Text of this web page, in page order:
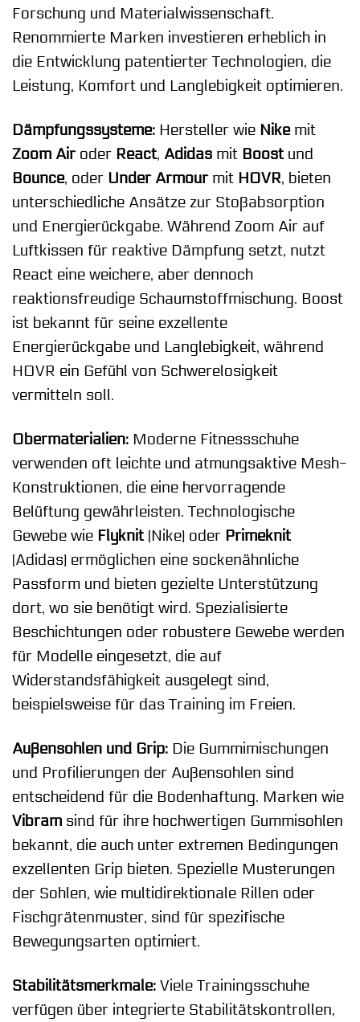
Forschung und Materialwissenschaft.
Renommierte Marken investieren erheblich in
die Entwicklung patentierter Technologien, die
Leistung, Komfort und Langlebigkeit optimieren.
Dämpfungssysteme: Hersteller wie Nikemit
Zoom Airoder React, Adidas mit Boostund
Bounce, oder Under Armourmit HOVR, bieten
unterschiedliche Ansätze zur Stoßabsorption
und Energierückgabe. Während Zoom Air auf
Luftkissen für reaktive Dämpfung setzt, nutzt
React eine weichere, aber dennoch
reaktionsfreudige Schaumstoffmischung. Boost
ist bekannt für seine exzellente
Energierückgabe und Langlebigkeit, während
HOVR ein Gefühl von Schwerelosigkeit
vermitteln soll.
Obermaterialien: Moderne Fitnessschuhe
verwenden oft leichte und atmungsaktive Mesh-
Konstruktionen, die eine hervorragende
Belüftung gewährleisten. Technologische
Gewebe wie Flyknit(Nike) oder Primeknit
(Adidas) ermöglichen eine sockenähnliche
Passform und bieten gezielte Unterstützung
dort, wo sie benötigt wird. Spezialisierte
Beschichtungen oder robustere Gewebe werden
für Modelle eingesetzt, die auf
Widerstandsfähigkeit ausgelegt sind,
beispielsweise für das Training im Freien.
Außensohlen und Grip: Die Gummimischungen
und Profilierungen der Außensohlen sind
entscheidend für die Bodenhaftung. Marken wie
Vibram sind für ihre hochwertigen Gummisohlen
bekannt, die auch unter extremen Bedingungen
exzellenten Grip bieten. Spezielle Musterungen
der Sohlen, wie multidirektionale Rillen oder
Fischgrätenmuster, sind für spezifische
Bewegungsarten optimiert.
Stabilitätsmerkmale: Viele Trainingsschuhe
verfügen über integrierte Stabilitätskontrollen,